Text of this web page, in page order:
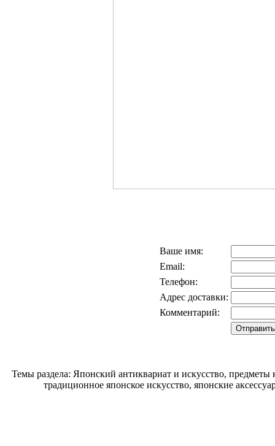
Ваше имя:
Email:
Телефон:
Адрес доставки:
Комментарий:
Темы раздела: Японский антиквариат и искусство,
традиционное японское искусство, японские